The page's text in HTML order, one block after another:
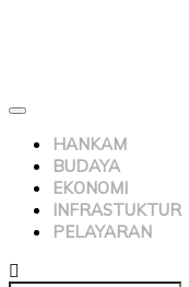
HANKAM
BUDAYA
EKONOMI
INFRASTUKTUR
PELAYARAN